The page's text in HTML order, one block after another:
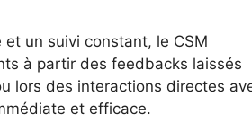
un suivi constant, le CSM
à partir des feedbacks laissés
lors des interactions directes
et efficace.